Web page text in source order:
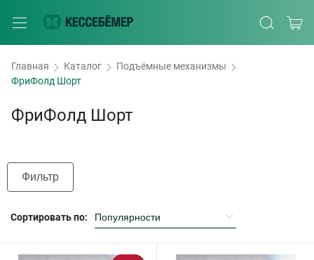
Главная Каталог
Подъёмные механизмы
ФриФолд Шорт
ФриФолд Шорт
Фильтр
Сортировать по: